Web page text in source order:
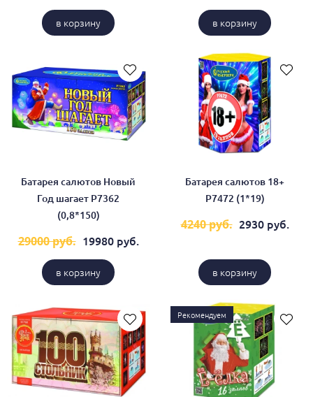
в корзину в корзину
Батарея салютов Новый
Год шагает Р7362
(0,8*150)
29000 руб. 19980 руб.
в корзину
Батарея салютов 18+
Р7472 (1*19)
4240 руб. 2930 руб.
в корзину
Рекомендуем